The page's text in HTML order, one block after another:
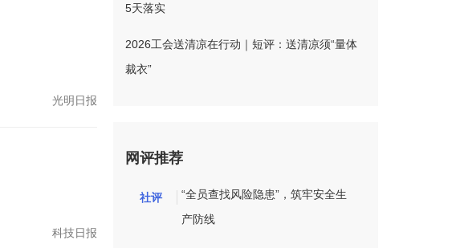
光明日报
科技日报
5天落实
2026工会送清凉在行动｜短评：送清凉须“量体
裁衣”
网评推荐
社评
“全员查找风险隐患”，筑牢安全生
产防线